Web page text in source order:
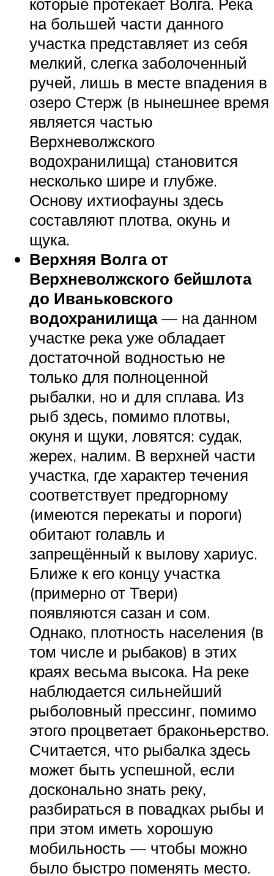
на большей части данного
участка представляет из себя
мелкий, слегка заболоченный
ручей, лишь в месте впадения в
озеро Стерж (в нынешнее время
является частью
Верхневолжского
водохранилища) становится
несколько шире и глубже.
Основу ихтиофауны здесь
составляют плотва, окунь и
щука.
Верхняя Волга от
Верхневолжского бейшлота
до Иваньковского
водохранилища— на данном
участке река уже обладает
достаточной водностью не
только для полноценной
рыбалки, но и для сплава. Из
рыб здесь, помимо плотвы,
окуня и щуки, ловятся: судак,
жерех, налим. В верхней части
участка, где характер течения
соответствует предгорному
(имеются перекаты и пороги)
обитают голавль и
запрещённый к вылову хариус.
Ближе к его концу участка
(примерно от Твери)
появляются сазан и сом.
Однако, плотность населения (в
том числе и рыбаков) в этих
краях весьма высока. На реке
наблюдается сильнейший
рыболовный прессинг, помимо
этого процветает браконьерство.
Считается, что рыбалка здесь
может быть успешной, если
досконально знать реку,
разбираться в повадках рыбы и
при этом иметь хорошую
мобильность — чтобы можно
было быстро поменять место.